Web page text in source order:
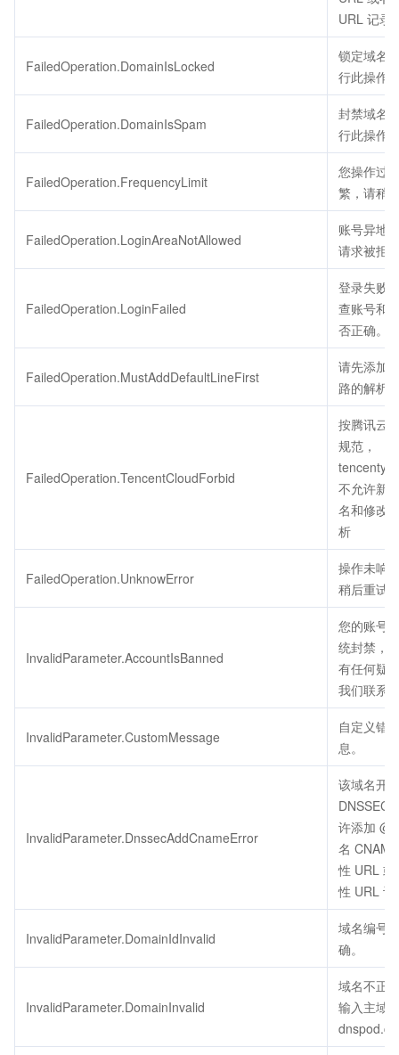
URL 记录
FailedOperation.DomainIsLocked
锁定域名
行此操作
FailedOperation.DomainIsSpam
封禁域名
行此操作
FailedOperation.FrequencyLimit
您操作过
繁，请稍
FailedOperation.LoginAreaNotAllowed
账号异地
请求被拒
FailedOperation.LoginFailed
登录失败
查账号和
否正确。
FailedOperation.MustAddDefaultLineFirst
请先添加
路的解析
FailedOperation.TencentCloudForbid
按腾讯云
规范，
不允许新
名和修改
析
FailedOperation.UnknowError
操作未响
稍后重试
InvalidParameter.AccountIsBanned
您的账号
统封禁，
有任何疑
我们联系
InvalidParameter.CustomMessage
自定义错
息。
InvalidParameter.DnssecAddCnameError
该域名开
DNSSEC
许添加 @
名
性 URL 或
性 URL 记
InvalidParameter.DomainIdInvalid
域名编号
确。
InvalidParameter.DomainInvalid
域名不正
输入主域